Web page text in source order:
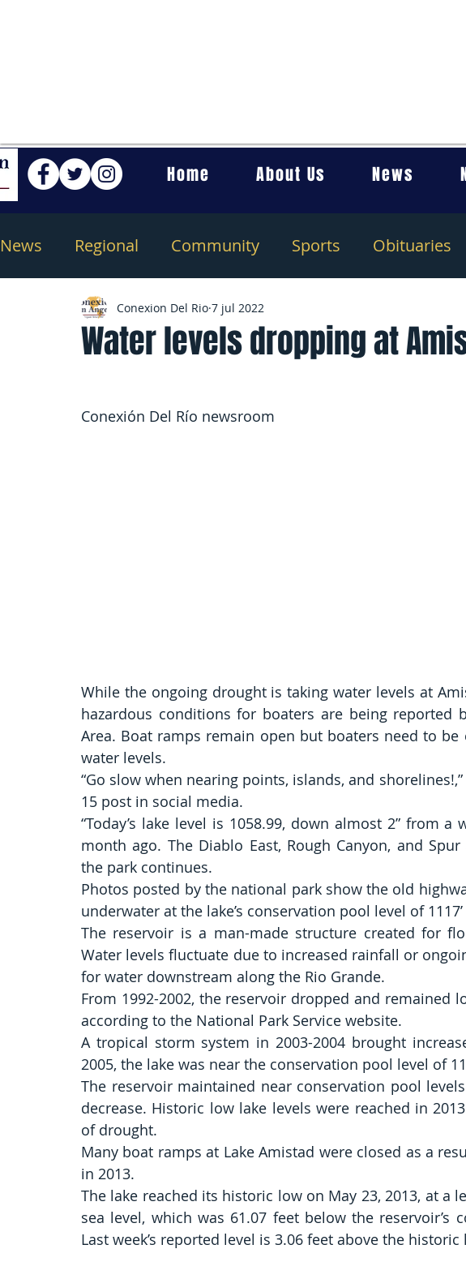
Home About Us News
News Regional Community Sports Obituaries
Water levels dropping at
Conexion Del Rio 7 jul 2022
Conexión Del Río newsroom
While the ongoing drought is taking water levels at
hazardous conditions for boaters are being reported
Area. Boat ramps remain open but boaters need to
water levels.
“Go slow when nearing points, islands, and
15 post in social media.
“Today’s lake level is 1058.99, down almost 2” from a
month ago. The Diablo East, Rough Canyon, and
the park continues.
Photos posted by the national park show the old
underwater at the lake’s conservation pool level of
The reservoir is a man-made structure created for
Water levels fluctuate due to increased rainfall or
for water downstream along the Rio Grande.
From 1992-2002, the reservoir dropped and remained
according to the National Park Service website.
A tropical storm system in 2003-2004 brought
2005, the lake was near the conservation pool level of
The reservoir maintained near conservation pool
decrease. Historic low lake levels were reached in
of drought.
Many boat ramps at Lake Amistad were closed as a
in 2013.
The lake reached its historic low on May 23, 2013, at a
sea level, which was 61.07 feet below the reservoir’s
Last week’s reported level is 3.06 feet above the historic